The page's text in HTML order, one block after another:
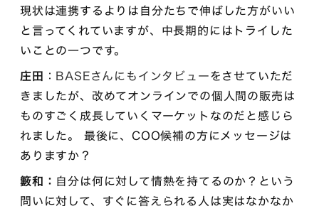
現状は連携するよりは自分たちで伸ばした方がいい
と言ってくれていますが、中長期的にはトライした
いことの一つです。
庄田 ： BASEさんにもインタビューをさせていただ
きましたが、改めてオンラインでの個人間の販売は
ものすごく成長していくマーケットなのだと感じら
れました。 最後に、COO候補の方にメッセージは
ありますか？
籔和： 自分は何に対して情熱を持てるのか？という
問いに対して、すぐに答えられる人は実はなかなか